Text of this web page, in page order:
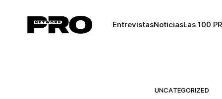
EntrevistasNoticiasLas 100
UNCATEGORIZED